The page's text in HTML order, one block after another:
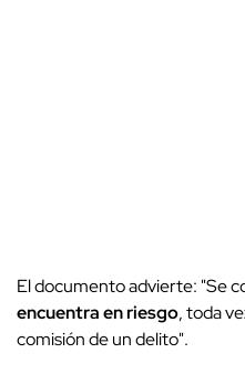
El documento advierte: "Se
encuentra en riesgo, toda
comisión de un delito".